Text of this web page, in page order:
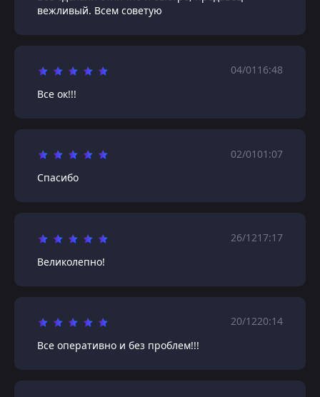
вежливый. Всем советую
04/01 16:48
Все ок!!!
02/0101:07
Спасибо
26/1217:17
Великолепно!
20/1220:14
Все оперативно и без проблем!!!